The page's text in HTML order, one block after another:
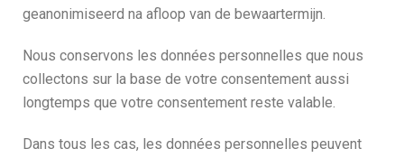
geanonimiseerd na afloop van de bewaartermijn.
Nous conservons les données personnelles que nous
collectons sur la base de votre consentement aussi
longtemps que votre consentement reste valable.
Dans tous les cas, les données personnelles peuvent